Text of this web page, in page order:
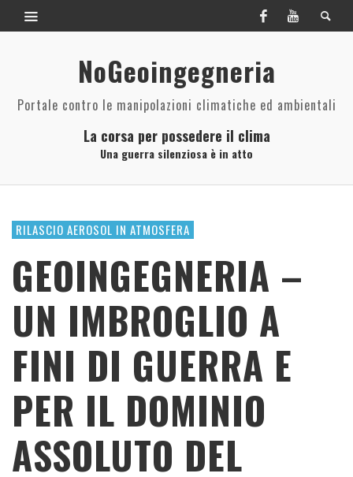
NoGeoingegneria
Portale contro le manipolazioni climatiche ed ambientali
La corsa per possedere il clima
Una guerra silenziosa è in atto
RILASCIO AEROSOL IN ATMOSFERA
GEOINGEGNERIA –
UN IMBROGLIO A
FINI DI GUERRA E
PER IL DOMINIO
ASSOLUTO DEL